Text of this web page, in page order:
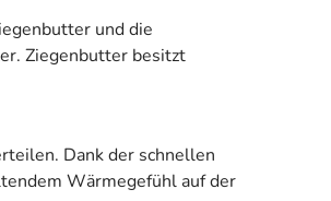
und die
Ziegenbutter besitzt
Dank der schnellen
Wärmegefühl auf der